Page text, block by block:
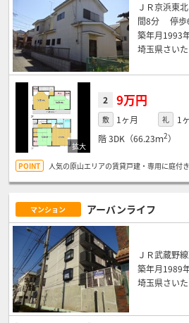
ＪＲ京浜東
間8分 停歩
築年月1993
埼玉県さい
2 9万円
敷 1ヶ月 礼
1
階3DK（66.23ｍ2）
人気の原山エリアの賃貸戸建・専用に庭付き
マンション アーバンライフ
ＪＲ武蔵野線
築年月1989
埼玉県さい